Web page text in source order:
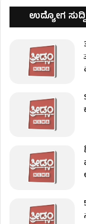
ಉದ್ಯೋಗ ಸುದ್ದಿ